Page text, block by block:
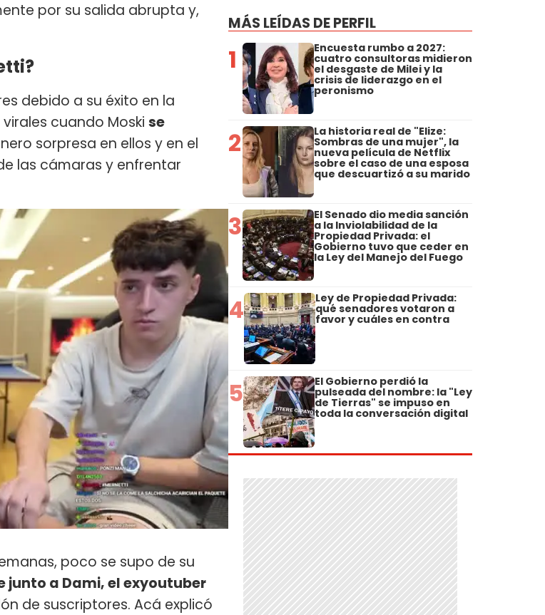
por su salida abrupta y,
debido a su éxito en la
cuando Moski se
sorpresa en ellos y en el
las cámaras y enfrentar
poco se supo de su
junto a Dami, el exyoutuber
de suscriptores. Acá explicó
MÁS LEÍDAS DE PERFIL
1 Encuesta rumbo a 2027:
cuatro consultoras midieron
el desgaste de Milei y la
crisis de liderazgo en el
peronismo
2 La historia real de "Elize:
Sombras de una mujer", la
nueva película de Netflix
sobre el caso de una esposa
que descuartizó a su marido
3 El Senado dio media sanción
a la Inviolabilidad de la
Propiedad Privada: el
Gobierno tuvo que ceder en
la Ley del Manejo del Fuego
4 Ley de Propiedad Privada:
qué senadores votaron a
favor y cuáles en contra
5 El Gobierno perdió la
pulseada del nombre: la "Ley
de Tierras" se impuso en
toda la conversación digital